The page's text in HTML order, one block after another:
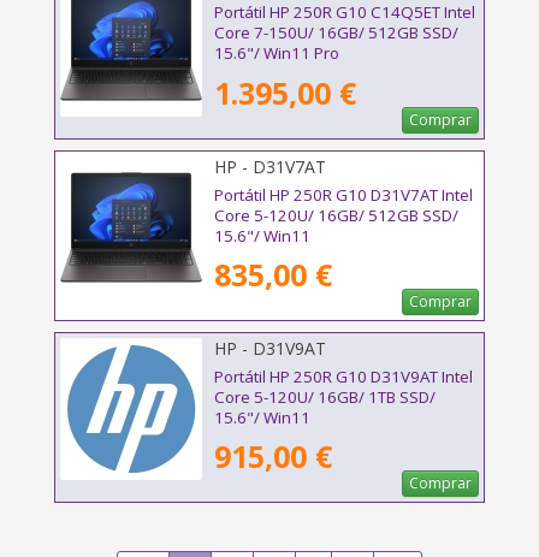
Portátil HP 250R G10 C14Q5ET Intel
Core 7-150U/ 16GB/ 512GB SSD/
15.6"/ Win11 Pro
1.395,00 €
Comprar
HP - D31V7AT
Portátil HP 250R G10 D31V7AT Intel
Core 5-120U/ 16GB/ 512GB SSD/
15.6"/ Win11
835,00 €
Comprar
HP - D31V9AT
Portátil HP 250R G10 D31V9AT Intel
Core 5-120U/ 16GB/ 1TB SSD/
15.6"/ Win11
915,00 €
Comprar